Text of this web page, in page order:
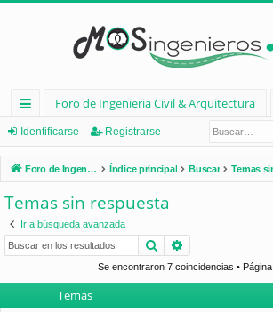
nl
ac
es
rá
pi
Foro de Ingenieria Civil & Arquitectura
Identificarse Registrarse
Foro de Ingenieria Civil & Arquitectura Índice principal Buscar
Temas sin respuesta
Ir a búsqueda avanzada
Buscar
Se encontraron 7 coincidencias • Página
Temas